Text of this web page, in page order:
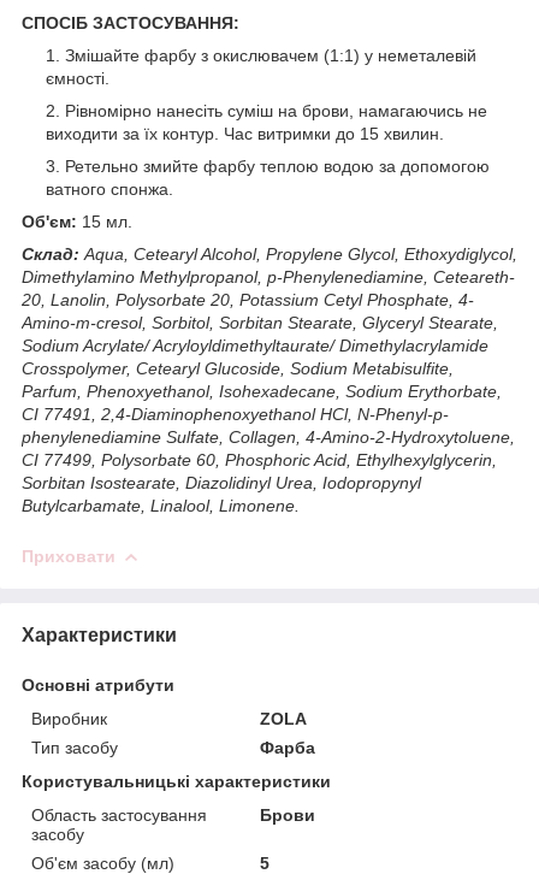
СПОСІБ ЗАСТОСУВАННЯ:
Змішайте фарбу з окислювачем (1:1) у неметалевій
ємності.
Рівномірно нанесіть суміш на брови, намагаючись не
виходити за їх контур. Час витримки до 15 хвилин.
Ретельно змийте фарбу теплою водою за допомогою
ватного спонжа.
Об'єм: 15 мл.
Склад: Aqua, Cetearyl Alcohol, Propylene Glycol, Ethoxydiglycol,
Dimethylamino Methylpropanol, p-Phenylenediamine, Ceteareth-
20, Lanolin, Polysorbate 20, Potassium Cetyl Phosphate, 4-
Amino-m-cresol, Sorbitol, Sorbitan Stearate, Glyceryl Stearate,
Sodium Acrylate/ Acryloyldimethyltaurate/ Dimethylacrylamide
Crosspolymer, Cetearyl Glucoside, Sodium Metabisulfite,
Parfum, Phenoxyethanol, Isohexadecane, Sodium Erythorbate,
CI 77491, 2,4-Diaminophenoxyethanol HCl, N-Phenyl-p-
phenylenediamine Sulfate, Collagen, 4-Amino-2-Hydroxytoluene,
CI 77499, Polysorbate 60, Phosphoric Acid, Ethylhexylglycerin,
Sorbitan Isostearate, Diazolidinyl Urea, Iodopropynyl
Butylcarbamate, Linalool, Limonene.
Приховати
Характеристики
Основні атрибути
Виробник
ZOLA
Тип засобу
Фарба
Користувальницькі характеристики
Область застосування
засобу
Брови
Об'єм засобу (мл)
5